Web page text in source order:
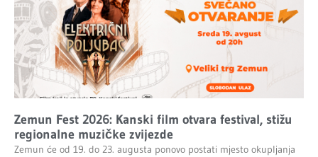
Zemun Fest 2026: Kanski film otvara festival, stižu
regionalne muzičke zvijezde
Zemun će od 19. do 23. augusta ponovo postati mjesto okupljanja